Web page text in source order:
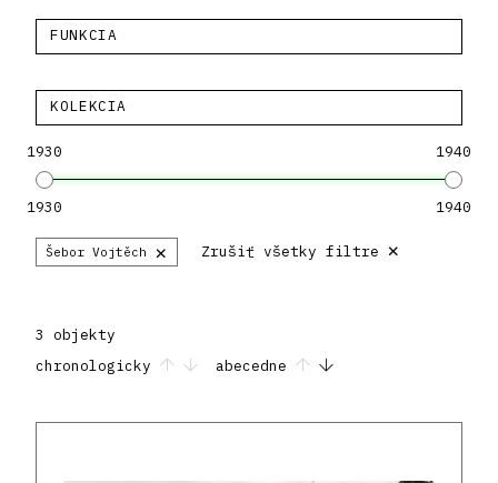
FUNKCIA
KOLEKCIA
1930 1940
1930 1940
Šebor Vojtěch × Zrušiť všetky filtre ×
3 objekty
chronologicky
abecedne